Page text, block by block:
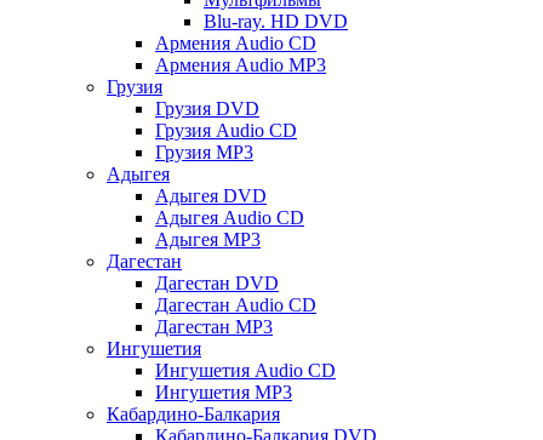
Blu-ray. HD DVD
Армения Audio CD
Армения Audio MP3
Грузия
Грузия DVD
Грузия Audio CD
Грузия MP3
Адыгея
Адыгея DVD
Адыгея Audio CD
Адыгея MP3
Дагестан
Дагестан DVD
Дагестан Audio CD
Дагестан MP3
Ингушетия
Ингушетия Audio CD
Ингушетия MP3
Кабардино-Балкария
Кабардино-Балкария DVD